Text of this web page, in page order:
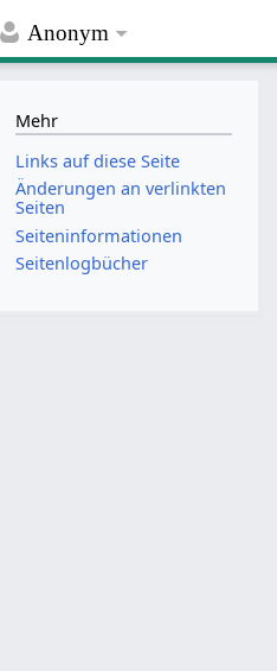
Anonym
Mehr
Links auf diese Seite
Änderungen an verlinkten
Seiten
Seiten­­informationen
Seitenlogbücher